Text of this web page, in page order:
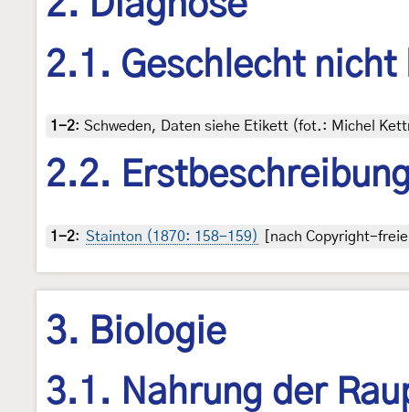
2.1. Geschlecht nicht
1-2: Schweden, Daten siehe Etikett (fot.: Michel
2.2.
1-2: Stainton (1870: 158-159) [nach Copyright-
3. Biologie
3.1. Nahrung der